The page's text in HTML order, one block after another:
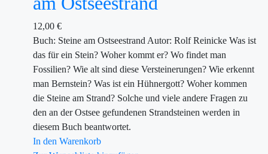
12,00 €
Buch: Steine am Ostseestrand Autor: Rolf Reinicke Was ist
das für ein Stein? Woher kommt er? Wo findet man
Fossilien? Wie alt sind diese Versteinerungen? Wie erkennt
man Bernstein? Was ist ein Hühnergott? Woher kommen
die Steine am Strand? Solche und viele andere Fragen zu
den an der Ostsee gefundenen Strandsteinen werden in
diesem Buch beantwortet.
In den Warenkorb